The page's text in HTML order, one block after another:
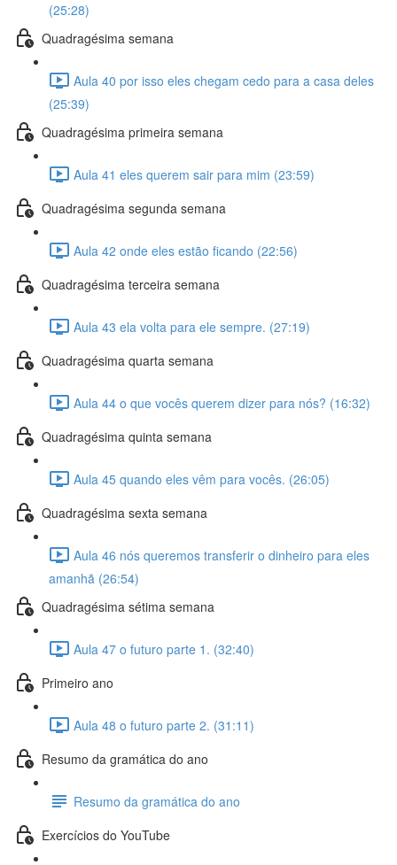
(25:28)
Quadragésima semana
Aula 40 por isso eles chegam cedo para a casa deles
(25:39)
Quadragésima primeira semana
Aula 41 eles querem sair para mim (23:59)
Quadragésima segunda semana
Aula 42 onde eles estão ficando (22:56)
Quadragésima terceira semana
Aula 43 ela volta para ele sempre. (27:19)
Quadragésima quarta semana
Aula 44 o que vocês querem dizer para nós? (16:32)
Quadragésima quinta semana
Aula 45 quando eles vêm para vocês. (26:05)
Quadragésima sexta semana
Aula 46 nós queremos transferir o dinheiro para eles
amanhã (26:54)
Quadragésima sétima semana
Aula 47 o futuro parte 1. (32:40)
Primeiro ano
Aula 48 o futuro parte 2. (31:11)
Resumo da gramática do ano
Resumo da gramática do ano
Exercícios do YouTube